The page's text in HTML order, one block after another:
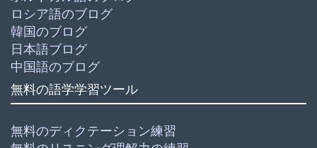
ロシア語のブログ
韓国のブログ
日本語ブログ
中国語のブログ
無料の語学学習ツール
無料のディクテーション練習